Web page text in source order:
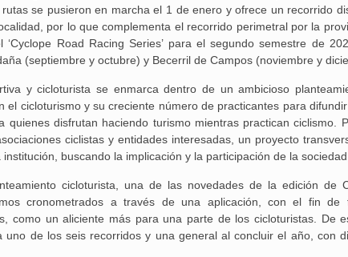
se pusieron en marcha el 1 de enero y ofrece un recorrido
por lo que complementa el recorrido perimetral por la
Road Racing Series’ para el segundo semestre de
(septiembre y octubre) y Becerril de Campos (noviembre y
y cicloturista se enmarca dentro de un ambicioso
el cicloturismo y su creciente número de practicantes para
quienes disfrutan haciendo turismo mientras practican ciclismo.
ciclistas y entidades interesadas, un proyecto
buscando la implicación y la participación de la sociedad
cicloturista, una de las novedades de la edición de
cronometrados a través de una aplicación, con el fin de
como un aliciente más para una parte de los cicloturistas. De
uno de los seis recorridos y una general al concluir el año, con